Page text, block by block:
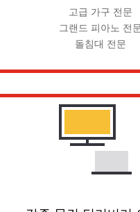
고급 가구 전문
그랜드 피아노 전
돌침대 전문